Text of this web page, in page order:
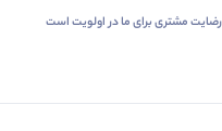
رضایت مشتری برای ما در اولویت است